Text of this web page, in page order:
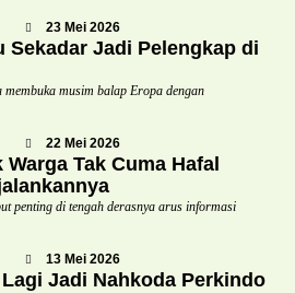
23 Mei 2026
Sekadar Jadi Pelengkap di
musim balap Eropa dengan
22 Mei 2026
Tak Cuma Hafal
penting di tengah derasnya arus informasi
13 Mei 2026
Jadi Nahkoda Perkindo